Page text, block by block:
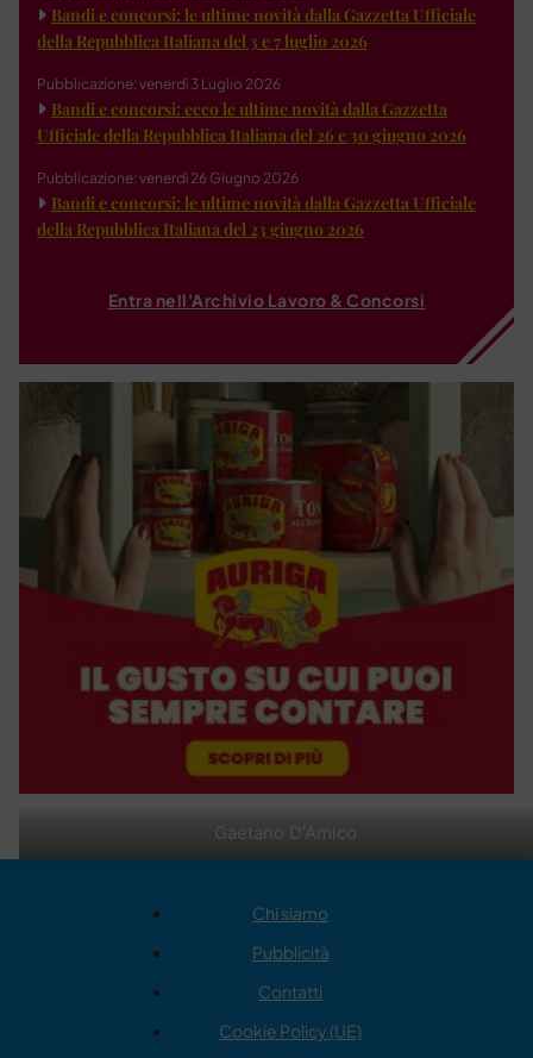
Gaetano D'Amico
Bandi e concorsi: le ultime novità dalla Gazzetta Ufficiale
della Repubblica Italiana del 3 e 7 luglio 2026
Pubblicazione: venerdì 3 Luglio 2026
Bandi e concorsi: ecco le ultime novità dalla Gazzetta
Ufficiale della Repubblica Italiana del 26 e 30 giugno 2026
Pubblicazione: venerdì 26 Giugno 2026
Bandi e concorsi: le ultime novità dalla Gazzetta Ufficiale
della Repubblica Italiana del 23 giugno 2026
Entra nell'Archivio Lavoro & Concorsi
Chi siamo
Pubblicità
Contatti
Cookie Policy (UE)